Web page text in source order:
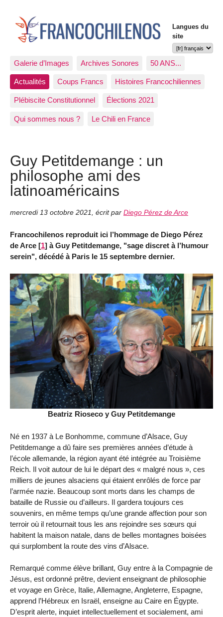
Langues du
site
Galerie d’Images Archives Sonores 50 ANS...
Actualités Coups Francs Histoires Francochiliennes
Plébiscite Constitutionnel Élections 2021
Qui sommes nous ? Le Chili en France
Guy Petitdemange : un
philosophe ami des
latinoaméricains
mercredi 13 octobre 2021, écrit par Diego Pérez de Arce
Francochilenos reproduit ici l’hommage de Diego Pérez
de Arce [1] à Guy Petitdemange, "sage discret à l’humour
serein", décédé à Paris le 15 septembre dernier.
Beatriz Rioseco y Guy Petitdemange
Né en 1937 à Le Bonhomme, commune d’Alsace, Guy
Petitdemange a dû faire ses premières années d’étude à
l’école allemande, la région ayant été intégrée au Troisième
Reich. Il voit autour de lui le départ des « malgré nous », ces
milliers de jeunes alsaciens qui étaient enrôlés de force par
l’armée nazie. Beaucoup sont morts dans les champs de
bataille de Russie ou d’ailleurs. Il gardera toujours ces
souvenirs, en même temps qu’une grande affection pour son
terroir où il retournait tous les ans rejoindre ses sœurs qui
habitent la maison natale, dans de belles montagnes boisées
qui surplombent la route des vins d’Alsace.
Remarqué comme élève brillant, Guy entre à la Compagnie de
Jésus, est ordonné prêtre, devient enseignant de philosophie
et voyage en Grèce, Italie, Allemagne, Angleterre, Espagne,
apprend l’Hébreux en Israël, enseigne au Caire en Égypte.
D’esprit alerte, inquiet intellectuellement et socialement, ami